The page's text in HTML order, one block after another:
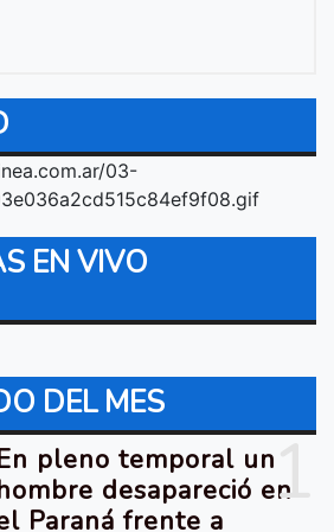
03-
EN VIVO
DEL MES
1
pleno temporal un
desapareció en
Paraná frente a